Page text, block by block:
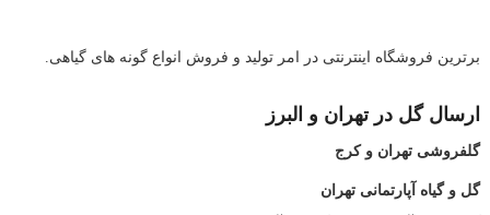
برترین فروشگاه اینترنتی در امر تولید و فروش انواع گونه های گیاهی.
ارسال گل در تهران و البرز
گلفروشی تهران و کرج
گل و گیاه آپارتمانی تهران